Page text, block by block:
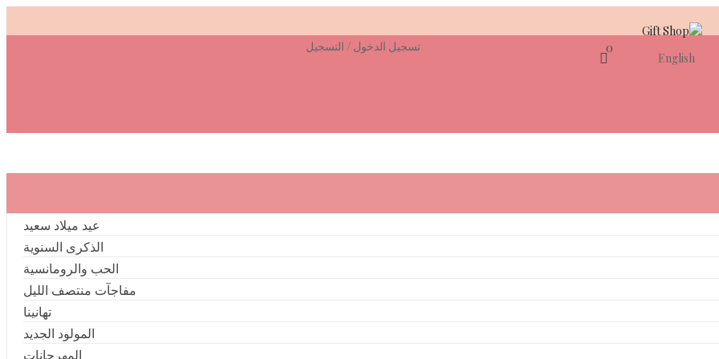
تسجيل الدخول / التسجيل 0
English
عيد ميلاد سعيد
الذكرى السنوية
الحب والرومانسية
مفاجآت منتصف الليل
تهانينا
المولود الجديد
المهرجانات